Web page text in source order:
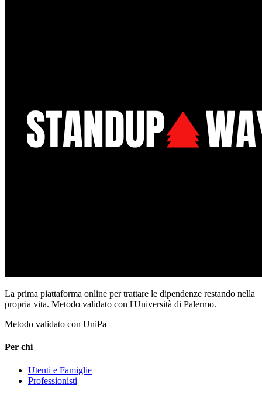
La prima piattaforma online per trattare le dipendenze restando nella
propria vita. Metodo validato con l'Università di Palermo.
Metodo validato con UniPa
Per chi
Utenti e Famiglie
Professionisti